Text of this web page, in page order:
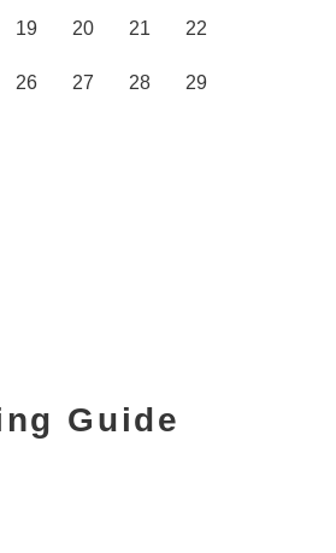
19 20 21 22
26 27 28 29
Guide